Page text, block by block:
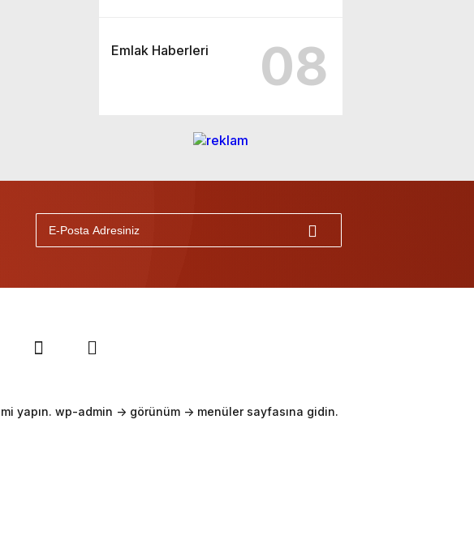
Emlak Haberleri 08
yapın. wp-admin -> görünüm -> menüler sayfasına gidin.